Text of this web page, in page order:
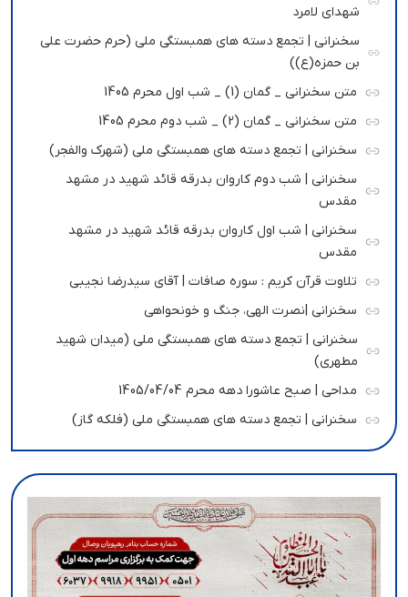
شهدای لامرد
سخنرانی | تجمع دسته های همبستگی ملی (حرم حضرت علی
بن حمزه(ع))
متن سخنرانی _ گمان (1) _ شب اول محرم 1405
متن سخنرانی _ گمان (2) _ شب دوم محرم 1405
سخنرانی | تجمع دسته های همبستگی ملی (شهرک والفجر)
سخنرانی | شب دوم کاروان بدرقه قائد شهید در مشهد
مقدس
سخنرانی | شب اول کاروان بدرقه قائد شهید در مشهد
مقدس
تلاوت قرآن کریم : سوره صافات | آقای سیدرضا نجیبی
سخنرانی |نصرت الهی، جنگ و خونحواهی
سخنرانی | تجمع دسته های همبستگی ملی (میدان شهید
مطهری)
مداحی | صبح عاشورا دهه محرم 1405/04/04
سخنرانی | تجمع دسته های همبستگی ملی (فلکه گاز)